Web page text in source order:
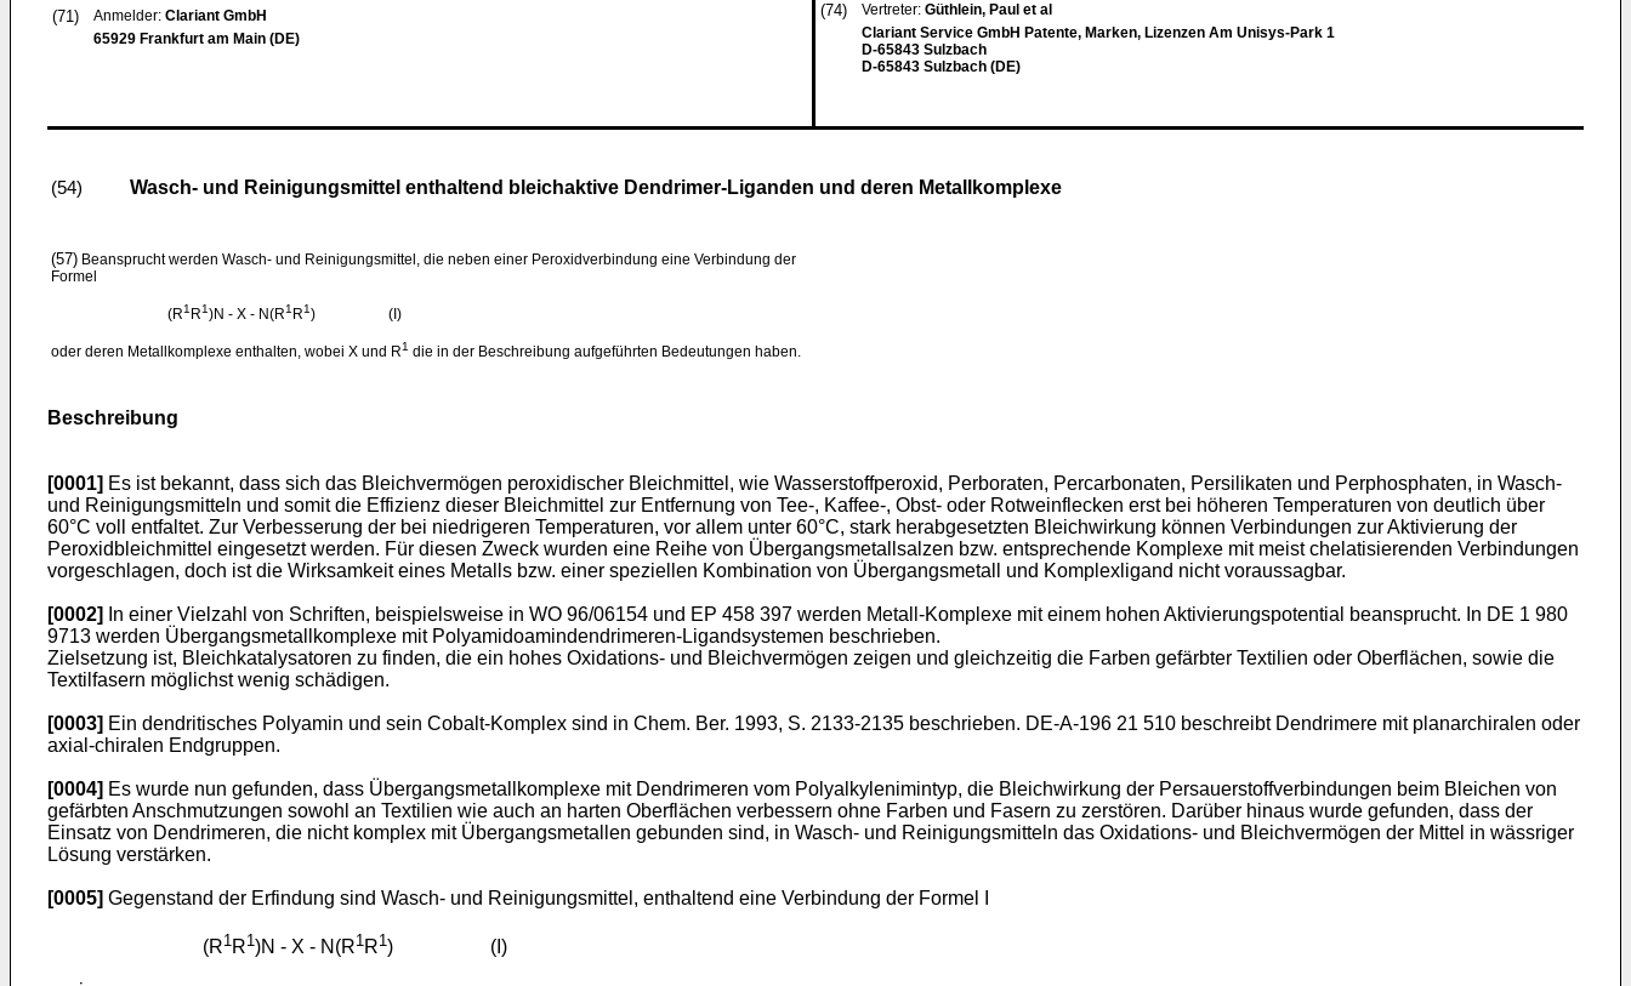
(71) Anmelder: Clariant GmbH
65929 Frankfurt am Main (DE)
(74) Vertreter: Güthlein, Paul et al
Clariant Service GmbH Patente, Marken, Lizenzen Am Unisys-Park 1
D-65843 Sulzbach
D-65843 Sulzbach (DE)
(54) Wasch- und Reinigungsmittel enthaltend bleichaktive Dendrimer-Liganden und deren Metallkomplexe
(57) Beansprucht werden Wasch- und Reinigungsmittel, die neben einer Peroxidverbindung eine Verbindung der
Formel
(R1 R1)N - X - N(R1 R1) (I)
oder deren Metallkomplexe enthalten, wobei X und R1 die in der Beschreibung aufgeführten Bedeutungen haben.
Beschreibung
[0001] Es ist bekannt, dass sich das Bleichvermögen peroxidischer Bleichmittel, wie Wasserstoffperoxid, Perboraten, Percarbonaten, Persilikaten und Perphosphaten, in Wasch-
und Reinigungsmitteln und somit die Effizienz dieser Bleichmittel zur Entfernung von Tee-, Kaffee-, Obst- oder Rotweinflecken erst bei höheren Temperaturen von deutlich über
60°C voll entfaltet. Zur Verbesserung der bei niedrigeren Temperaturen, vor allem unter 60°C, stark herabgesetzten Bleichwirkung können Verbindungen zur Aktivierung der
Peroxidbleichmittel eingesetzt werden. Für diesen Zweck wurden eine Reihe von Übergangsmetallsalzen bzw. entsprechende Komplexe mit meist chelatisierenden Verbindungen
vorgeschlagen, doch ist die Wirksamkeit eines Metalls bzw. einer speziellen Kombination von Übergangsmetall und Komplexligand nicht voraussagbar.
[0002]
In einer Vielzahl von Schriften, beispielsweise in WO 96/06154 und EP 458 397 werden Metall-Komplexe mit einem hohen Aktivierungspotential beansprucht. In DE 1 980
9713 werden Übergangsmetallkomplexe mit Polyamidoamindendrimeren-Ligandsystemen beschrieben.
Zielsetzung ist, Bleichkatalysatoren zu finden, die ein hohes Oxidations- und Bleichvermögen zeigen und gleichzeitig die Farben gefärbter Textilien oder Oberflächen, sowie die
Textilfasern möglichst wenig schädigen.
[0003] Ein dendritisches Polyamin und sein Cobalt-Komplex sind in Chem. Ber. 1993, S. 2133-2135 beschrieben. DE-A-196 21 510 beschreibt Dendrimere mit planarchiralen oder
axial-chiralen Endgruppen.
[0004] Es wurde nun gefunden, dass Übergangsmetallkomplexe mit Dendrimeren vom Polyalkylenimintyp, die Bleichwirkung der Persauerstoffverbindungen beim Bleichen von
gefärbten Anschmutzungen sowohl an Textilien wie auch an harten Oberflächen verbessern ohne Farben und Fasern zu zerstören. Darüber hinaus wurde gefunden, dass der
Einsatz von Dendrimeren, die nicht komplex mit Übergangsmetallen gebunden sind, in Wasch- und Reinigungsmitteln das Oxidations- und Bleichvermögen der Mittel in wässriger
Lösung verstärken.
[0005] Gegenstand der Erfindung sind Wasch- und Reinigungsmittel, enthaltend eine Verbindung der Formel I
(R1R1)N - X - N(R1R1) (I)